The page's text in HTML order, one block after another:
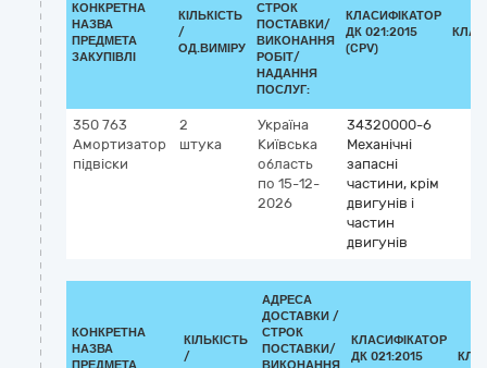
КОНКРЕТНА
НАЗВА
ПРЕДМЕТА
ЗАКУПІВЛІ
КІЛЬКІСТЬ
/
ОД.ВИМІРУ
СТРОК
ПОСТАВКИ/
ВИКОНАННЯ
РОБІТ/
НАДАННЯ
ПОСЛУГ:
КЛАСИФІКАТОР
ДК 021:2015
(CPV)
350 763
Амортизатор
підвіски
2
штука
Україна
Київська
область
по 15-12-
2026
34320000-6
Механічні
запасні
частини, крім
двигунів і
частин
двигунів
КОНКРЕТНА
НАЗВА
КІЛЬКІСТЬ
/
АДРЕСА
ДОСТАВКИ /
СТРОК
ПОСТАВКИ/
КЛАСИФІКАТОР
ДК 021:2015